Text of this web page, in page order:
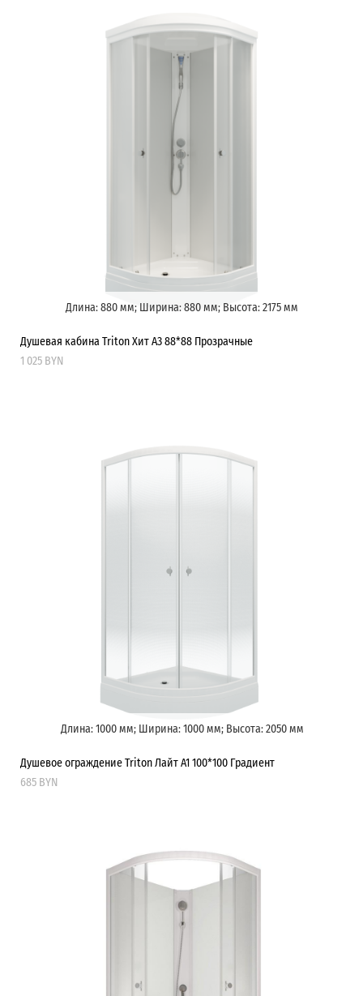
Длина: 880 мм; Ширина: 880 мм; Высота: 2175 мм
Душевая кабина Triton Хит A3 88*88 Прозрачные
1 025 BYN
Длина: 1000 мм; Ширина: 1000 мм; Высота: 2050 мм
Душевое ограждение Triton Лайт А1 100*100 Градиент
685 BYN